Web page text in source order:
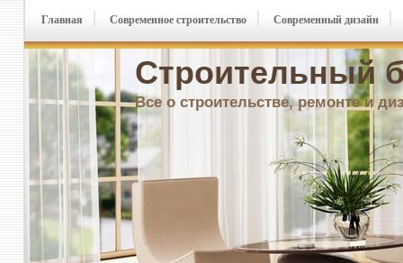
Строительный
Все о строительстве, ремонте и
Главная Современное строительство Современный дизайн